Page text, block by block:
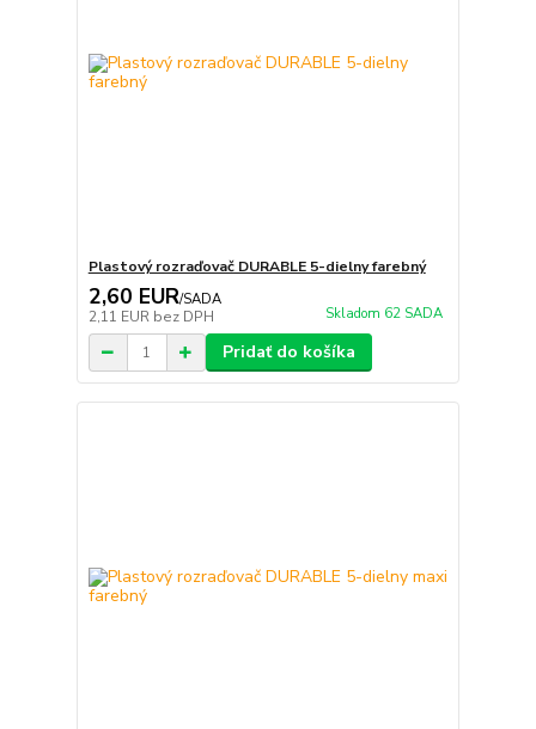
Plastový rozraďovač DURABLE 5-dielny farebný
2,60 EUR/SADA
2,11 EUR bez DPH Skladom 62 SADA
Pridať do košíka